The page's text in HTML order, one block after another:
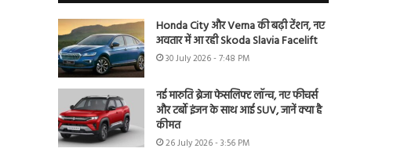
Honda City और Verna की बढ़ी टेंशन, नए
अवतार में आ रही Skoda Slavia Facelift
30 July 2026 - 7:48 PM
नई मारुति ब्रेजा फेसलिफ्ट लॉन्च, नए फीचर्स
और टर्बो इंजन के साथ आई SUV, जानें क्या है
कीमत
26 July 2026 - 3:56 PM